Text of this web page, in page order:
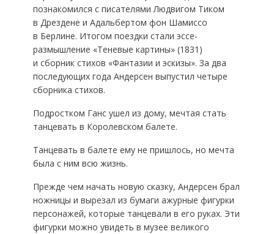
познакомился с писателями Людвигом Тиком
в Дрездене и Адальбертом фон Шамиссо
в Берлине. Итогом поездки стали эссе-
размышление «Теневые картины» (1831)
и сборник стихов «Фантазии и эскизы». За два
последующих года Андерсен выпустил четыре
сборника стихов.
Подростком Ганс ушел из дому, мечтая стать
танцевать в Королевском балете.
Танцевать в балете ему не пришлось, но мечта
была с ним всю жизнь.
Прежде чем начать новую сказку, Андерсен брал
ножницы и вырезал из бумаги ажурные фигурки
персонажей, которые танцевали в его руках. Эти
фигурки можно увидеть в музее великого